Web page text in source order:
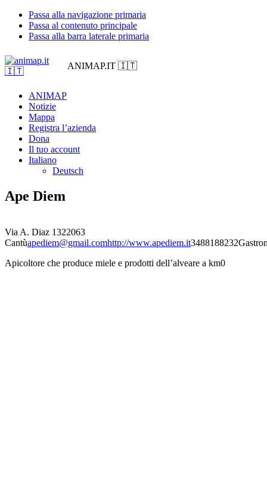
Passa alla navigazione primaria
Passa al contenuto principale
Passa alla barra laterale primaria
ANIMAP.IT 🇮🇹
ANIMAP
Notizie
Mappa
Registra l’azienda
Dona
Il tuo account
Italiano
Deutsch
Ape Diem
Via A. Diaz 1322063
Cantùapediem@gmail.comhttp://www.apediem.it3488188232
Apicoltore che produce miele e prodotti dell’alveare a km0